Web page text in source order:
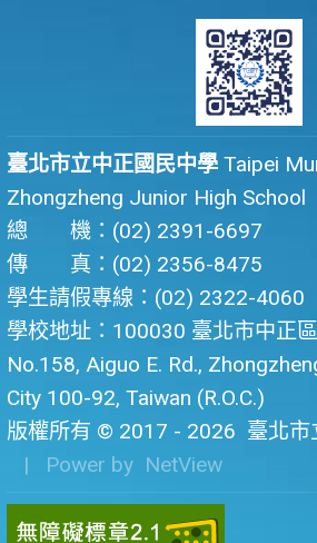
臺北市立中正國民中學 Taipei
Zhongzheng Junior High School
總 機：(02) 2391-6697
傳 真：(02) 2356-8475
學生請假專線：(02) 2322-4060
學校地址：100030 臺北市中正
No.158, Aiguo E. Rd.,
City 100-92, Taiwan (R.O.C.)
版權所有 © 2017 - 2026 臺北市
| Power by NetView